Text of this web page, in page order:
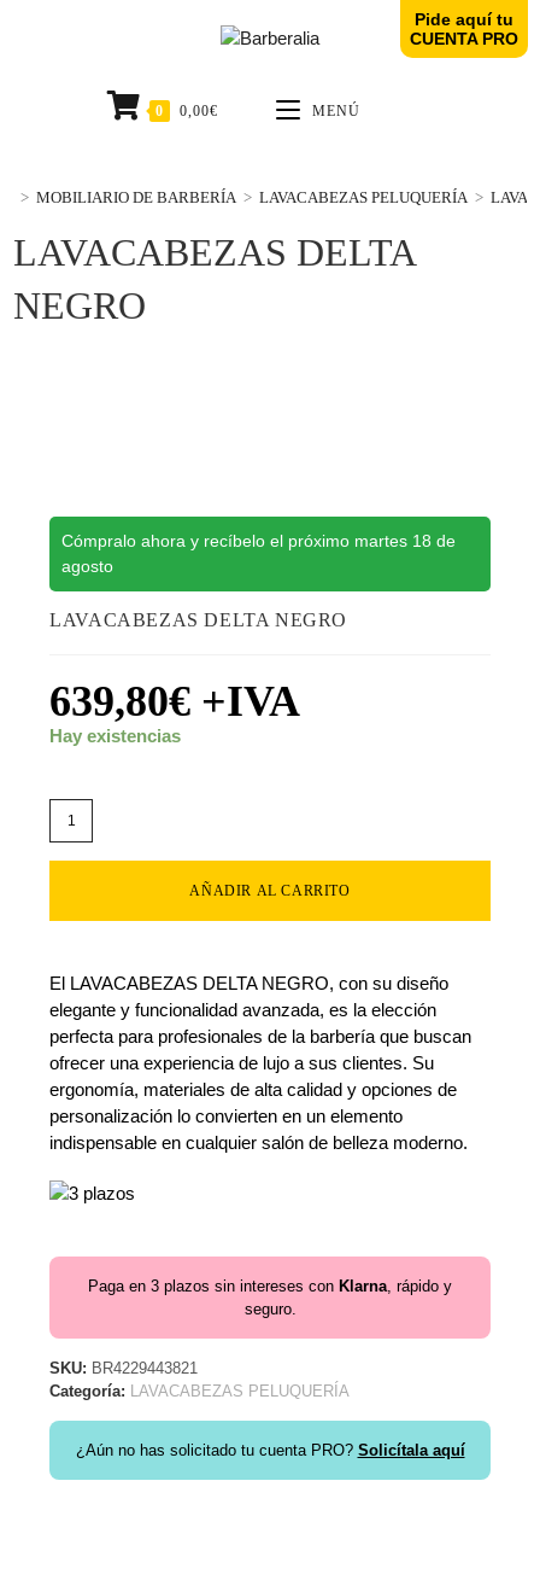
0 0,00€ MENÚ
LAVACABEZAS DELTA
NEGRO
> MOBILIARIO DE BARBERÍA > LAVACABEZAS PELUQUERÍA >
Cómpralo ahora y recíbelo el próximo martes 18 de
agosto
LAVACABEZAS DELTA NEGRO
639,80€ +IVA
Hay existencias
AÑADIR AL CARRITO
El LAVACABEZAS DELTA NEGRO, con su diseño
elegante y funcionalidad avanzada, es la elección
perfecta para profesionales de la barbería que buscan
ofrecer una experiencia de lujo a sus clientes. Su
ergonomía, materiales de alta calidad y opciones de
personalización lo convierten en un elemento
indispensable en cualquier salón de belleza moderno.
Paga en 3 plazos sin intereses con Klarna, rápido y
seguro.
SKU: BR4229443821
Categoría: LAVACABEZAS PELUQUERÍA
¿Aún no has solicitado tu cuenta PRO? Solicítala aquí
Pide aquí tu
CUENTA PRO